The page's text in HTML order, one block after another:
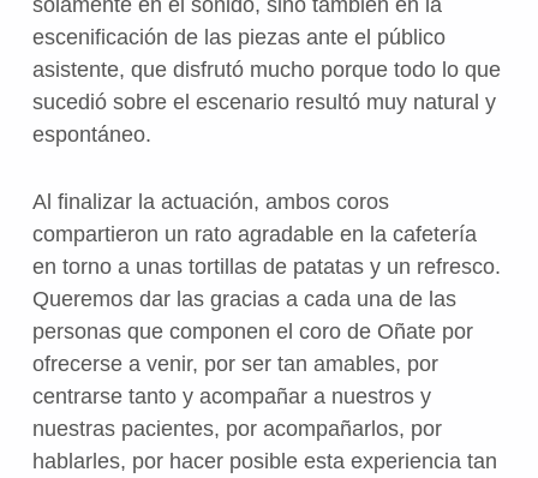
escenificación de las piezas ante el público
asistente, que disfrutó mucho porque todo lo que
sucedió sobre el escenario resultó muy natural y
espontáneo.
Al finalizar la actuación, ambos coros
compartieron un rato agradable en la cafetería
en torno a unas tortillas de patatas y un refresco.
Queremos dar las gracias a cada una de las
personas que componen el coro de Oñate por
ofrecerse a venir, por ser tan amables, por
centrarse tanto y acompañar a nuestros y
nuestras pacientes, por acompañarlos, por
hablarles, por hacer posible esta experiencia tan